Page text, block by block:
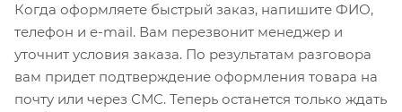
Когда оформляете быстрый заказ, напишите ФИО,
телефон и e-mail. Вам перезвонит менеджер и
уточнит условия заказа. По результатам разговора
вам придет подтверждение оформления товара на
почту или через СМС. Теперь останется только ждать